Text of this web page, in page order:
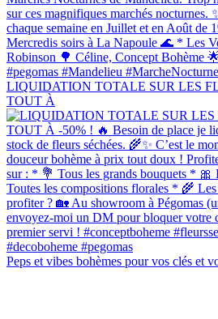
LIQUIDATION TOTALE SUR LES
TOUT À
Peps et vibes bohèmes pour vos clés et